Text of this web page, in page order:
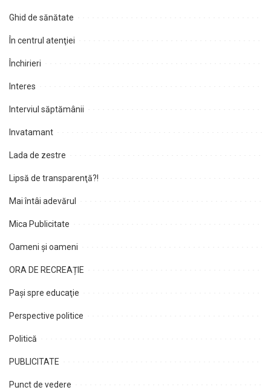
Ghid de sănătate
În centrul atenţiei
Închirieri
Interes
Interviul săptămânii
Invatamant
Lada de zestre
Lipsă de transparenţă?!
Mai întâi adevărul
Mica Publicitate
Oameni şi oameni
ORA DE RECREAȚIE
Paşi spre educaţie
Perspective politice
Politică
PUBLICITATE
Punct de vedere